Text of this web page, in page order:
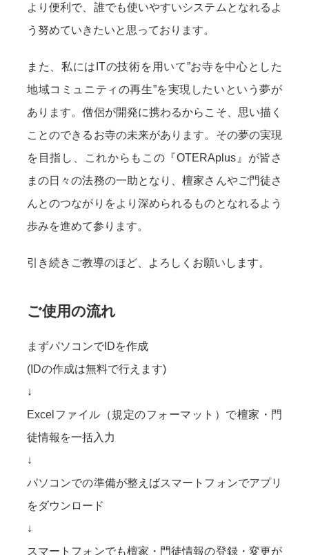
より便利で、誰でも使いやすいシステムとなれるよ
う努めていきたいと思っております。
また、私にはITの技術を用いて”お寺を中心とした
地域コミュニティの再生”を実現したいという夢が
あります。僧侶が開発に携わるからこそ、思い描く
ことのできるお寺の未来があります。その夢の実現
を目指し、これからもこの『OTERAplus』が皆さ
まの日々の法務の一助となり、檀家さんやご門徒さ
んとのつながりをより深められるものとなれるよう
歩みを進めて参ります。
引き続きご教導のほど、よろしくお願いします。
ご使用の流れ
まずパソコンでIDを作成
(IDの作成は無料で行えます)
↓
Excelファイル（規定のフォーマット）で檀家・門
徒情報を一括入力
↓
パソコンでの準備が整えばスマートフォンでアプリ
をダウンロード
↓
スマートフォンでも檀家・門徒情報の登録・変更が